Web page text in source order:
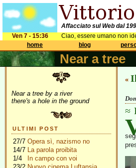
Affacciato sul Web dal
Ven 7 - 15:36
Ciao, essere umano non
home
blog
Near a tree
Near a tree by a river
there's a hole in the ground
ULTIMI POST
27/7 Opera sì, nazismo no
14/7 La parola proibita
1/4
In campo con voi
«